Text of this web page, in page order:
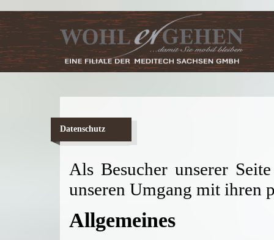
Datenschutz
Als Besucher unserer
unseren Umgang mit ihren
Allgemeines